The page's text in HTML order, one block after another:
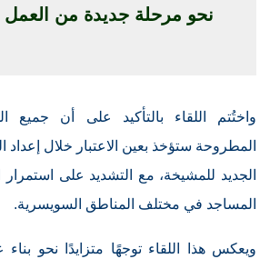
نحو مرحلة جديدة من
واختُتم اللقاء بالتأكيد على أن جميع
المطروحة ستؤخذ بعين الاعتبار خلال إعداد
الجديد للمشيخة، مع التشديد على استمرار
المساجد في مختلف المناطق السويسرية.
ويعكس هذا اللقاء توجهًا متزايدًا نحو